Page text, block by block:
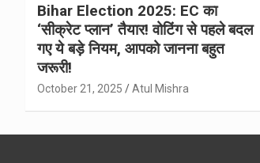
Bihar Election 2025: EC का
‘सीक्रेट प्लान’ तैयार! वोटिंग से पहले बदल
गए ये बड़े नियम, आपको जानना बहुत
जरूरी!
October 21, 2025 Atul Mishra